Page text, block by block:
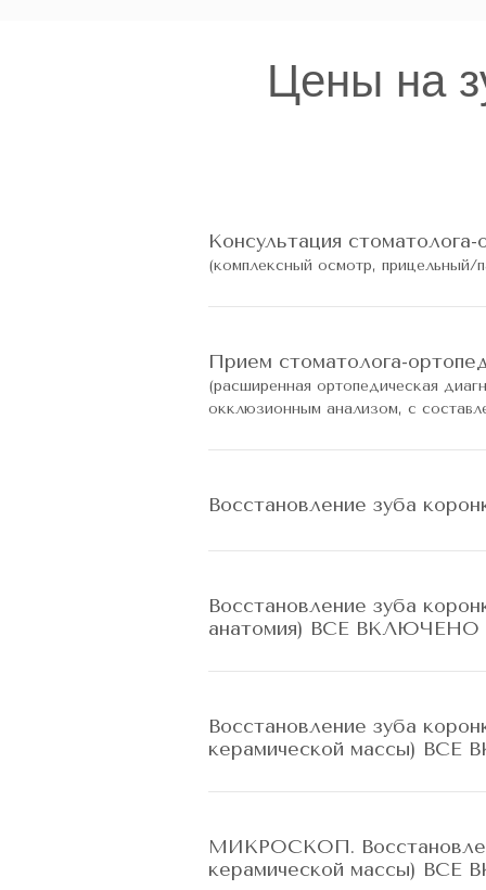
Цены на
Консультация
(комплексный осмотр, прицельный/
Прием стоматолога-
(расширенная ортопедическая
окклюзионным анализом, с
Восстановление зуба
Восстановление зуба
анатомия) ВСЕ ВКЛЮЧЕНО
Восстановление зуба
керамической массы)
МИКРОСКОП.
керамической массы)